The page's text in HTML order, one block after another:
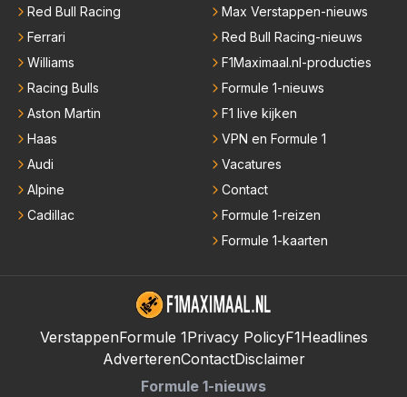
Red Bull Racing
Ferrari
Williams
Racing Bulls
Aston Martin
Haas
Audi
Alpine
Cadillac
Max Verstappen-nieuws
Red Bull Racing-nieuws
F1Maximaal.nl-producties
Formule 1-nieuws
F1 live kijken
VPN en Formule 1
Vacatures
Contact
Formule 1-reizen
Formule 1-kaarten
VerstappenFormule 1Privacy PolicyF1Headlines
AdverterenContactDisclaimer
Formule 1-nieuws